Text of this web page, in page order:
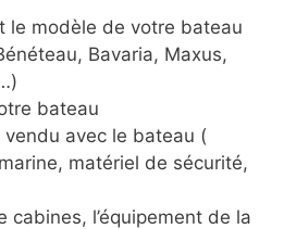
le modèle de votre bateau
Bavaria, Maxus,
bateau
vendu avec le bateau (
matériel de sécurité,
cabines, l’équipement de la